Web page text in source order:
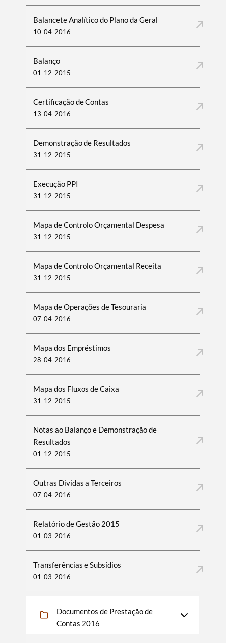
Balancete Analítico do Plano da Geral
10-04-2016
Balanço
01-12-2015
Certificação de Contas
13-04-2016
Demonstração de Resultados
31-12-2015
Execução PPI
31-12-2015
Mapa de Controlo Orçamental Despesa
31-12-2015
Mapa de Controlo Orçamental Receita
31-12-2015
Mapa de Operações de Tesouraria
07-04-2016
Mapa dos Empréstimos
28-04-2016
Mapa dos Fluxos de Caixa
31-12-2015
Notas ao Balanço e Demonstração de
Resultados
01-12-2015
Outras Dividas a Terceiros
07-04-2016
Relatório de Gestão 2015
01-03-2016
Transferências e Subsídios
01-03-2016
Documentos de Prestação de
Contas 2016